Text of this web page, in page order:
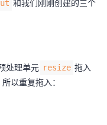
和我们刚刚创建的三个
处理单元 resize 拖入
以重复拖入：